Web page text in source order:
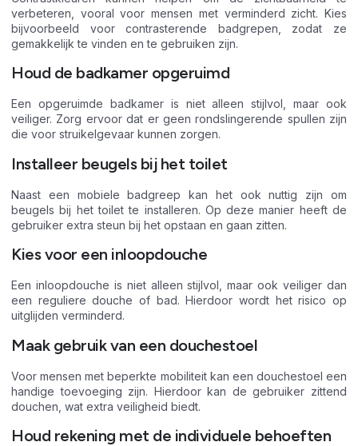
verbeteren, vooral voor mensen met verminderd zicht. Kies
bijvoorbeeld voor contrasterende badgrepen, zodat ze
gemakkelijk te vinden en te gebruiken zijn.
Houd de badkamer opgeruimd
Een opgeruimde badkamer is niet alleen stijlvol, maar ook
veiliger. Zorg ervoor dat er geen rondslingerende spullen zijn
die voor struikelgevaar kunnen zorgen.
Installeer beugels bij het toilet
Naast een mobiele badgreep kan het ook nuttig zijn om
beugels bij het toilet te installeren. Op deze manier heeft de
gebruiker extra steun bij het opstaan en gaan zitten.
Kies voor een inloopdouche
Een inloopdouche is niet alleen stijlvol, maar ook veiliger dan
een reguliere douche of bad. Hierdoor wordt het risico op
uitglijden verminderd.
Maak gebruik van een douchestoel
Voor mensen met beperkte mobiliteit kan een douchestoel een
handige toevoeging zijn. Hierdoor kan de gebruiker zittend
douchen, wat extra veiligheid biedt.
Houd rekening met de individuele behoeften